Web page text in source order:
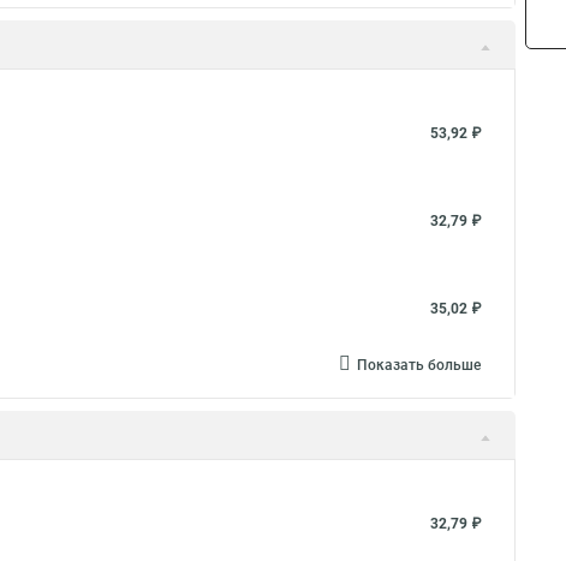
53,92 ₽
32,79 ₽
35,02 ₽
Показать больше
32,79 ₽